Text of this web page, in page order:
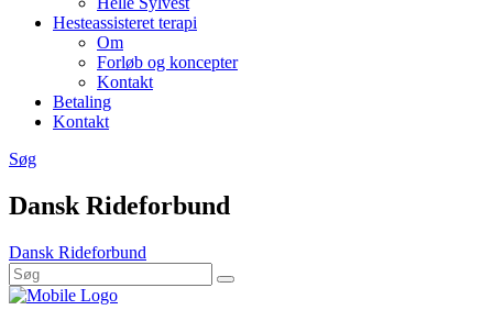
Hesteassisteret terapi
Om
Forløb og koncepter
Kontakt
Betaling
Kontakt
Søg
Dansk Rideforbund
Dansk Rideforbund